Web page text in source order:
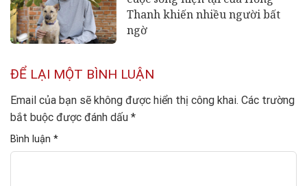
Thanh khiến nhiều người bất
ngờ
ĐỂ LẠI MỘT BÌNH LUẬN
Email của bạn sẽ không được hiển thị công khai. Các trường
bắt buộc được đánh dấu *
Bình luận *